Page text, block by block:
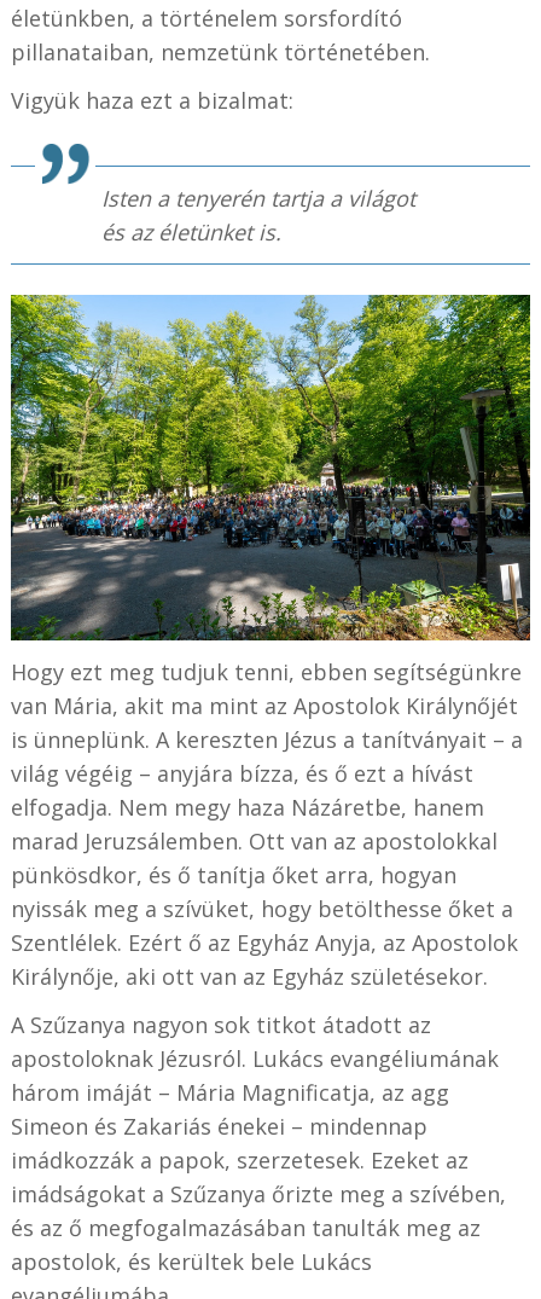
életünkben, a történelem sorsfordító
pillanataiban, nemzetünk történetében.
Vigyük haza ezt a bizalmat:
Isten a tenyerén tartja a világot
és az életünket is.
Hogy ezt meg tudjuk tenni, ebben segítségünkre
van Mária, akit ma mint az Apostolok Királynőjét
is ünneplünk. A kereszten Jézus a tanítványait – a
világ végéig – anyjára bízza, és ő ezt a hívást
elfogadja. Nem megy haza Názáretbe, hanem
marad Jeruzsálemben. Ott van az apostolokkal
pünkösdkor, és ő tanítja őket arra, hogyan
nyissák meg a szívüket, hogy betölthesse őket a
Szentlélek. Ezért ő az Egyház Anyja, az Apostolok
Királynője, aki ott van az Egyház születésekor.
A Szűzanya nagyon sok titkot átadott az
apostoloknak Jézusról. Lukács evangéliumának
három imáját – Mária Magnificatja, az agg
Simeon és Zakariás énekei – mindennap
imádkozzák a papok, szerzetesek. Ezeket az
imádságokat a Szűzanya őrizte meg a szívében,
és az ő megfogalmazásában tanulták meg az
apostolok, és kerültek bele Lukács